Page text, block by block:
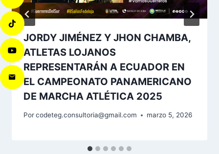
JORDY JIMÉNEZ Y JHON CHAMBA,
ATLETAS LOJANOS
REPRESENTARÁN A ECUADOR EN
EL CAMPEONATO PANAMERICANO
DE MARCHA ATLÉTICA 2025
Porcodeteg.consultoria@gmail.com marzo 5, 2026